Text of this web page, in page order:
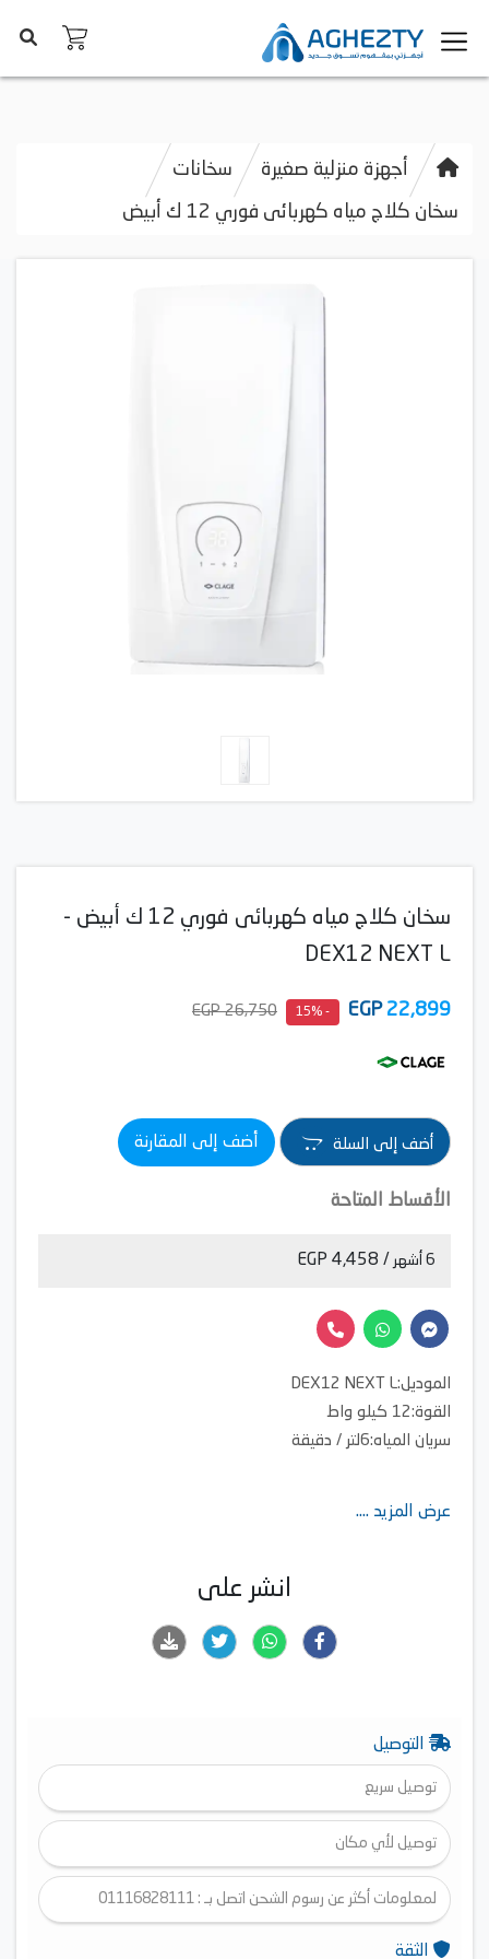
أجهزة منزلية صغيرة سخانات
سخان كلاج مياه كهربائى فوري 12 ك أبيض
سخان كلاج مياه كهربائى فوري 12 ك أبيض -
DEX12 NEXT L
22,899
EGP
- 15%
26,750 EGP
أضف إلى السلة أضف إلى المقارنة
الأقساط المتاحة
6 أشهر / 4,458 EGP
الموديل:DEX12 NEXT L
القوة:12 كيلو واط
سريان المياه:6لتر / دقيقة
عرض المزيد ....
انشر على
التوصيل
توصيل سريع
توصيل لأي مكان
لمعلومات أكثر عن رسوم الشحن اتصل بـ : 01116828111
الثقة